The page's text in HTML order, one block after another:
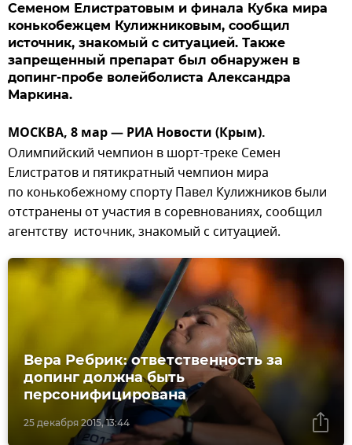
Семеном Елистратовым и финала Кубка мира
конькобежцем Кулижниковым, сообщил
источник, знакомый с ситуацией. Также
запрещенный препарат был обнаружен в
допинг-пробе волейболиста Александра
Маркина.
МОСКВА, 8 мар — РИА Новости (Крым).
Олимпийский чемпион в шорт-треке Семен
Елистратов и пятикратный чемпион мира
по конькобежному спорту Павел Кулижников были
отстранены от участия в соревнованиях, сообщил
агентству источник, знакомый с ситуацией.
25 декабря 2015, 13:44
Вера Ребрик: ответственность за
допинг должна быть
персонифицирована